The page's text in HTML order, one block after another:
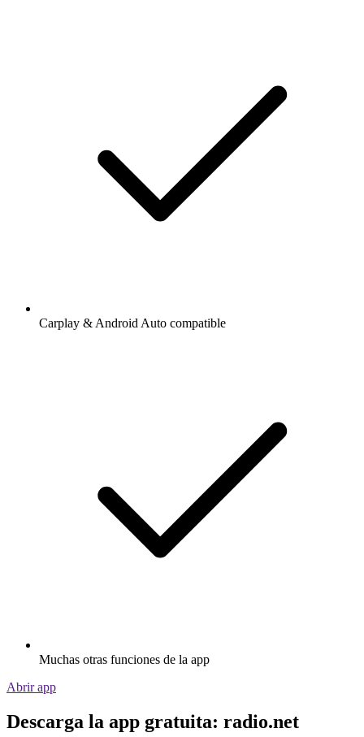
Carplay & Android Auto compatible
Muchas otras funciones de la app
Abrir app
Descarga la app gratuita: radio.net